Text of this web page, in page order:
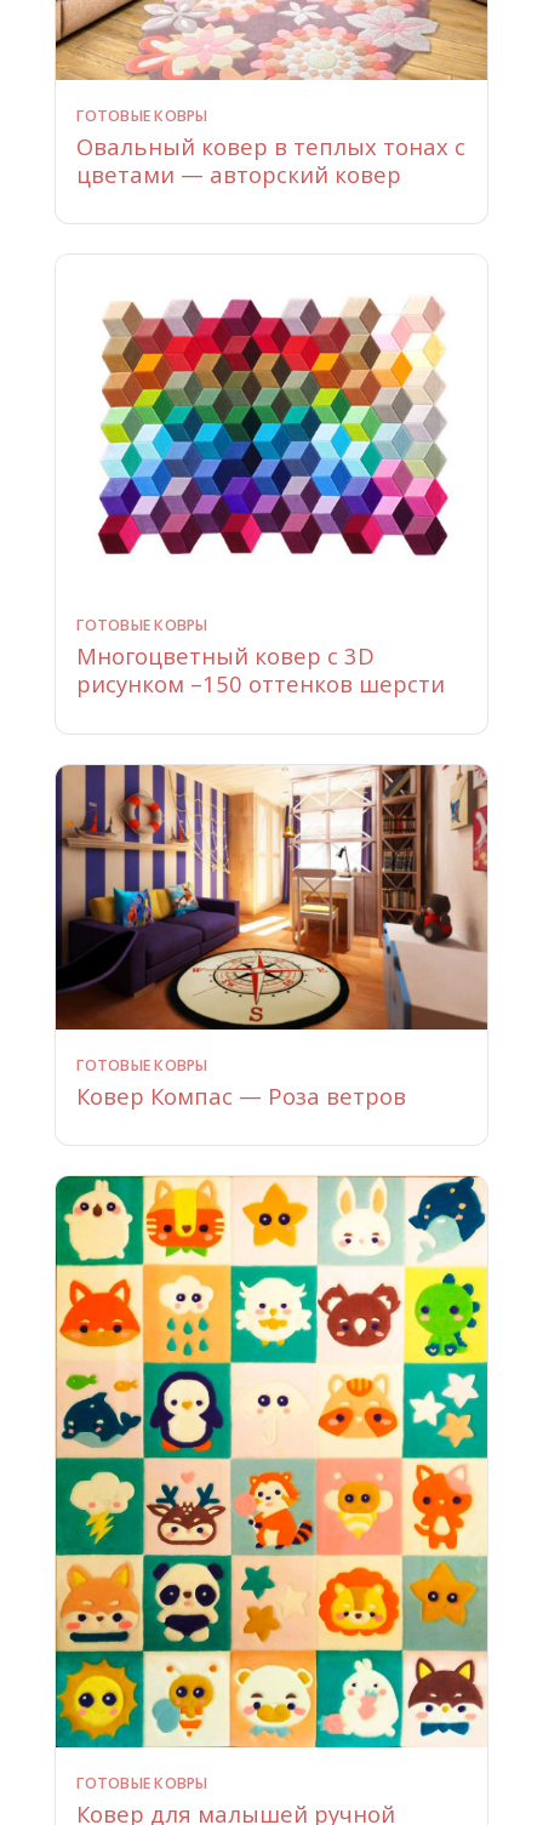
ГОТОВЫЕ КОВРЫ
Овальный ковер в теплых тонах с
цветами — авторский ковер
ГОТОВЫЕ КОВРЫ
Многоцветный ковер с 3D
рисунком –150 оттенков шерсти
ГОТОВЫЕ КОВРЫ
Ковер Компас — Роза ветров
ГОТОВЫЕ КОВРЫ
Ковер для малышей ручной